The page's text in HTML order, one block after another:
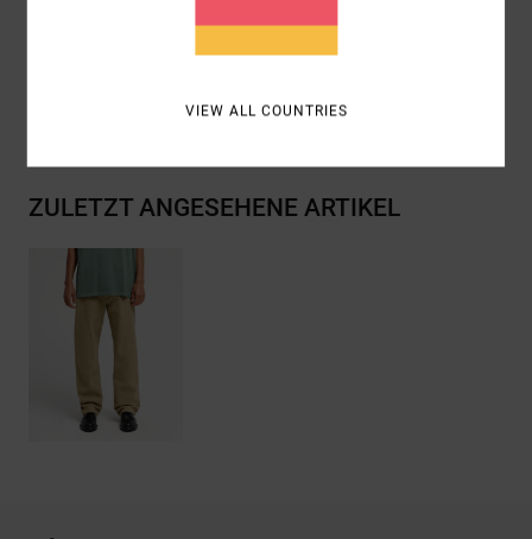
Versand & Rückversand
ZULETZT ANGESEHENE ARTIKEL
VIEW ALL COUNTRIES